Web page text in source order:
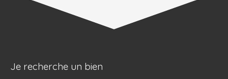
Je recherche un bien